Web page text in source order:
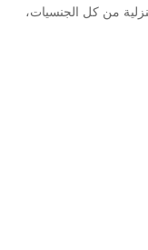
من كل الجنسيات،